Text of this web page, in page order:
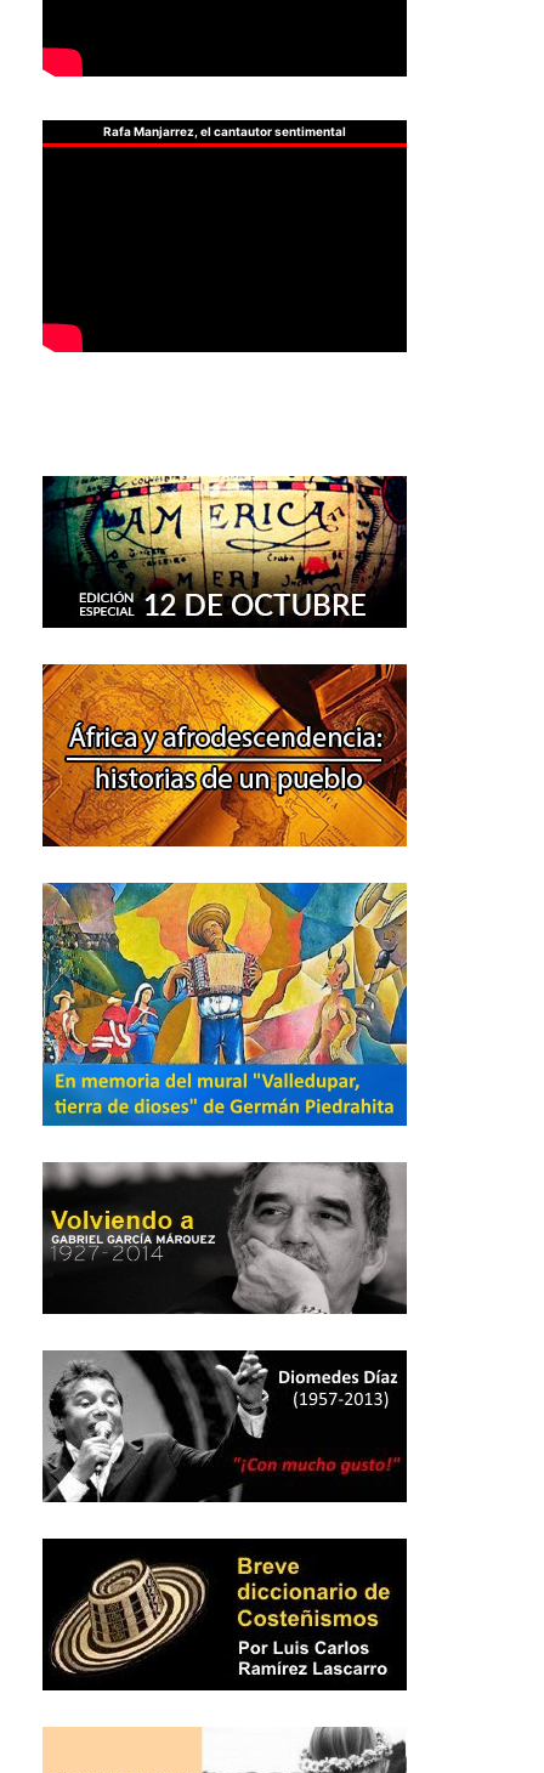
Rafa Manjarrez, el cantautor sentimental